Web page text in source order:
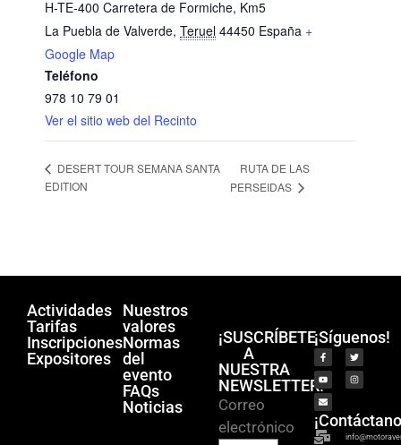
H-TE-400 Carretera de Formiche, Km5
La Puebla de Valverde, Teruel 44450 España +
Google Map
Teléfono
978 10 79 01
Ver el sitio web del Recinto
DESERT TOUR SEMANA SANTA
EDITION
RUTA DE LAS
PERSEIDAS
Actividades
Tarifas
Inscripciones
Expositores
Nuestros
valores
Normas
del
evento
FAQs
Noticias
¡SUSCRÍBETE
A
NUESTRA
NEWSLETTER!
Correo
electrónico
¡Síguenos!